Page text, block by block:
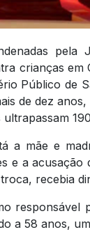
crianças em
Público de
de dez
ultrapassam
a mãe e
e a
recebia
responsável
a 58 anos,